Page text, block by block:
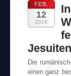
FEB.
12
2018
Die
einen ganz